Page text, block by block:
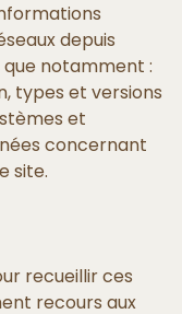
depuis
que notamment :
types et versions
et
concernant
site.
recueillir ces
recours aux